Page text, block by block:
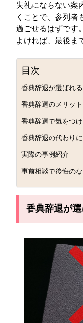
失礼にならない案
くことで、参列者
過ごせるはずです。
よければ、最後ま
目次
香典辞退が選ばれ
香典辞退のメリット
香典辞退で気をつ
香典辞退の代わり
実際の事例紹介
事前相談で後悔の
香典辞退が